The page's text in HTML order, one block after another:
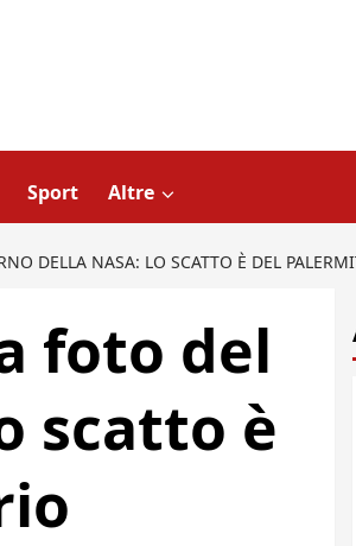
Sport Altre
DELLA NASA: LO SCATTO È DEL
foto del
scatto è